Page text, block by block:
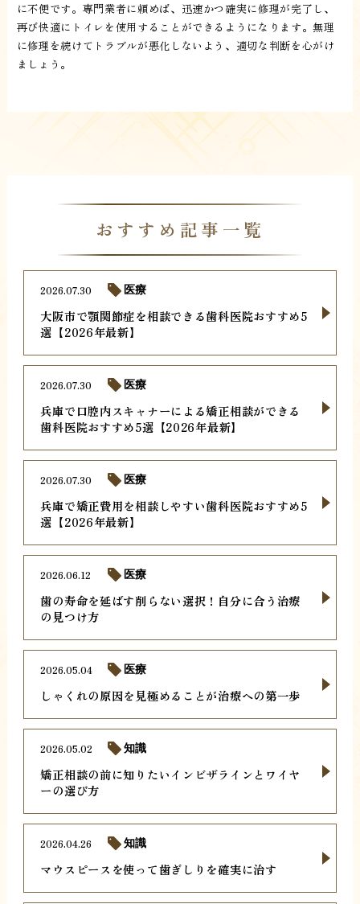
に不便です。専門業者に頼めば、迅速かつ確実に修理が完了し、
再び快適にトイレを使用することができるようになります。無理
に修理を続けてトラブルが悪化しないよう、適切な判断を心がけ
ましょう。
おすすめ記事一覧
大阪市で顎関節症を相談できる歯科医院おすすめ5
選【2026年最新】
2026.07.30 医療
兵庫で口腔内スキャナーによる矯正相談ができる
歯科医院おすすめ5選【2026年最新】
2026.07.30 医療
兵庫で矯正費用を相談しやすい歯科医院おすすめ5
選【2026年最新】
2026.07.30 医療
歯の寿命を延ばす削らない選択！自分に合う治療
の見つけ方
2026.06.12 医療
しゃくれの原因を見極めることが治療への第一歩
2026.05.04 医療
矯正相談の前に知りたいインビザラインとワイヤ
ーの選び方
2026.05.02 知識
マウスピースを使って歯ぎしりを確実に治す
2026.04.26 知識